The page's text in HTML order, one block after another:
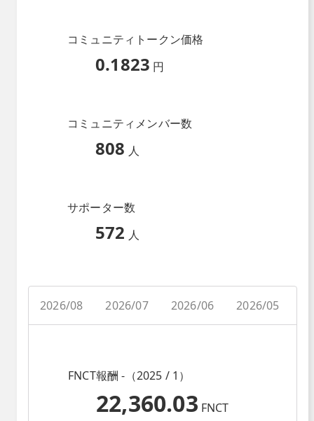
コミュニティトークン価格
0.1823 円
コミュニティメンバー数
808 人
サポーター数
572 人
2026/08 2026/07 2026/06 2026/05
FNCT報酬 -（2025 / 1）
22,360.03 FNCT